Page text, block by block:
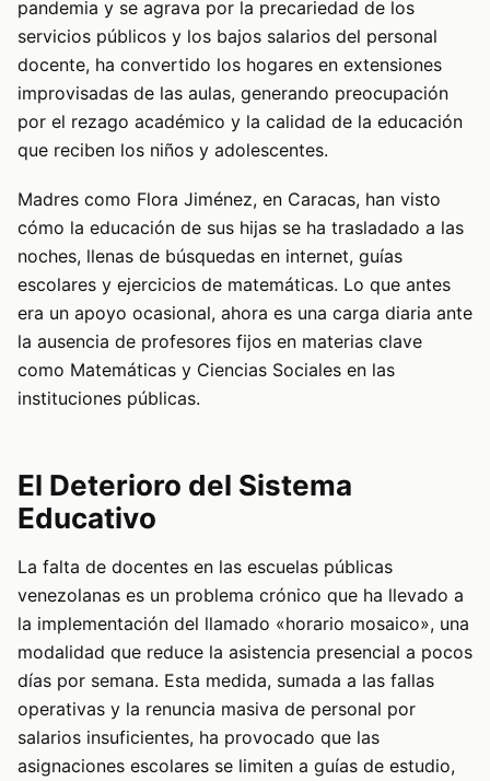
pandemia y se agrava por la precariedad de los
servicios públicos y los bajos salarios del personal
docente, ha convertido los hogares en extensiones
improvisadas de las aulas, generando preocupación
por el rezago académico y la calidad de la educación
que reciben los niños y adolescentes.
Madres como Flora Jiménez, en Caracas, han visto
cómo la educación de sus hijas se ha trasladado a las
noches, llenas de búsquedas en internet, guías
escolares y ejercicios de matemáticas. Lo que antes
era un apoyo ocasional, ahora es una carga diaria ante
la ausencia de profesores fijos en materias clave
como Matemáticas y Ciencias Sociales en las
instituciones públicas.
El Deterioro del Sistema
Educativo
La falta de docentes en las escuelas públicas
venezolanas es un problema crónico que ha llevado a
la implementación del llamado «horario mosaico», una
modalidad que reduce la asistencia presencial a pocos
días por semana. Esta medida, sumada a las fallas
operativas y la renuncia masiva de personal por
salarios insuficientes, ha provocado que las
asignaciones escolares se limiten a guías de estudio,